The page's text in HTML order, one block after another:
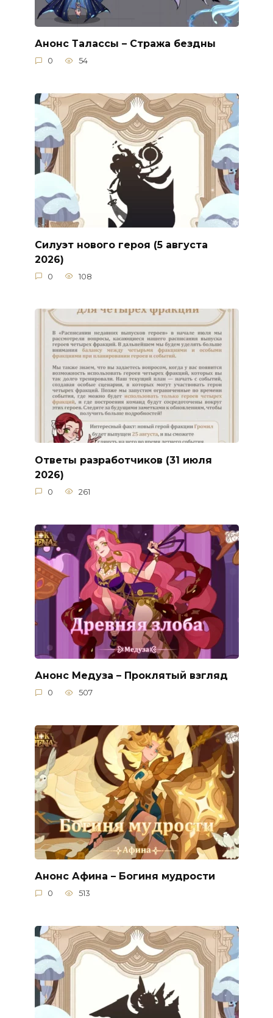
Анонс Талассы – Стража бездны
0 54
Силуэт нового героя (5 августа
2026)
0 108
Ответы разработчиков (31 июля
2026)
0 261
Анонс Медуза – Проклятый взгляд
0 507
Анонс Афина – Богиня мудрости
0 513